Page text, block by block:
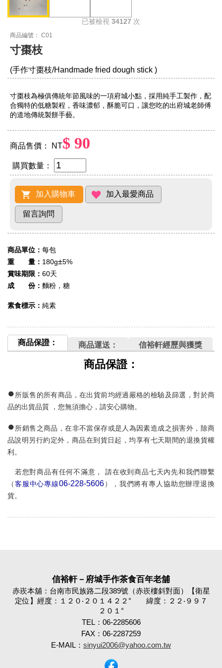
已被檢視 34127 次
商品編號： C01
寸棗枝
(手作寸棗枝/Handmade fried dough stick )
寸棗枝為極俱傳統年節風味的一項府城小點，採用純手工製作，配
合獨特的低糖製程，香味濃郁，酥脆可口，讓您吃的出府城老師傅
的道地傳統製餅手藝。
商品售價： NT$ 90
購買數量：
商品單位： 每包
重 量： 180g±5%
賞味期限： 60天
成 份： 麵粉，糖
素食標示： 純素
商品保證： 商品運送： 信裕軒經歷與獲獎
商品保證：
●所販售的所有商品，在出貨前均經過嚴格的檢驗及篩選，對於商
品的出貨品質
，您無須擔心，請安心購物。
●所銷售之商品，在非不當保存或是人為因素造成之損害外，除商
品說明另行約定外，商品在到貨日起，均享有七天期間的退換貨權
利。
若您對商品有任何不滿意， 請在收到商品七天內先和我們聯繫
（客服中心專線06-228-5606），我們將有專人協助您辦理退換
貨。
信裕軒－府城手作茶食百年老舖
赤崁本舖：台南市民族路二段389號（赤崁樓斜對面）【衛星
定位】經度：１２０‧２０１４２２° 緯度：２２‧９９７
２０１°
TEL：06-2285606
FAX：06-2287259
E-MAIL： sinyui2006@yahoo.com.tw